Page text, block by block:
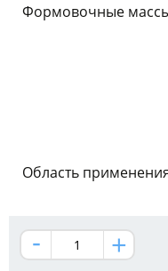
Формовочные
Область